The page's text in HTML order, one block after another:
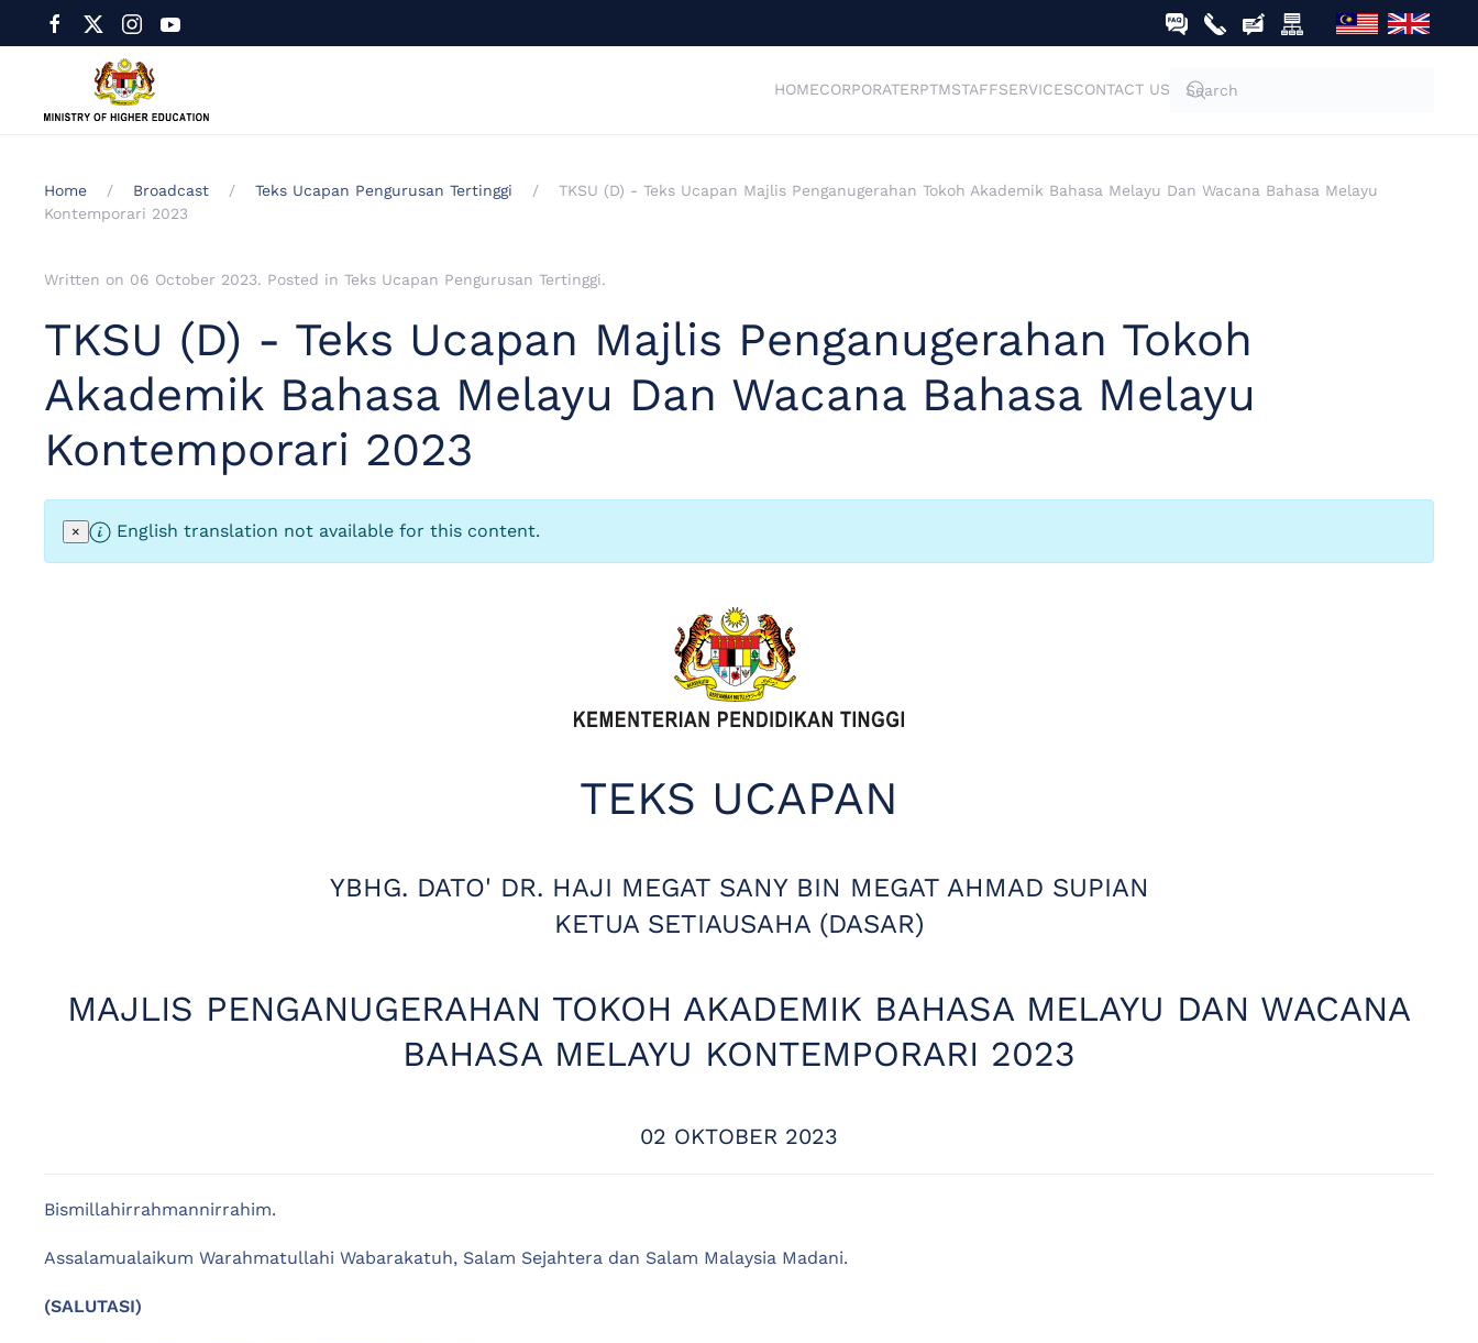
HOMECORPORATERPTMSTAFFSERVICESCONTACT US
Home Broadcast Teks Ucapan Pengurusan Tertinggi
TKSU (D) - Teks Ucapan Majlis Penganugerahan Tokoh Akademik Bahasa Melayu Dan Wacana Bahasa Melayu
Kontemporari 2023
Written on 06 October 2023. Posted in Teks Ucapan Pengurusan Tertinggi.
TKSU (D) - Teks Ucapan Majlis Penganugerahan Tokoh
Akademik Bahasa Melayu Dan Wacana Bahasa Melayu
Kontemporari 2023
× English translation not available for this content.
TEKS UCAPAN
YBHG. DATO' DR. HAJI MEGAT SANY BIN MEGAT AHMAD SUPIAN
KETUA SETIAUSAHA (DASAR)
MAJLIS PENGANUGERAHAN TOKOH AKADEMIK BAHASA MELAYU DAN WACANA
BAHASA MELAYU KONTEMPORARI 2023
02 OKTOBER 2023
Bismillahirrahmannirrahim.
Assalamualaikum Warahmatullahi Wabarakatuh, Salam Sejahtera dan Salam Malaysia Madani.
(SALUTASI)